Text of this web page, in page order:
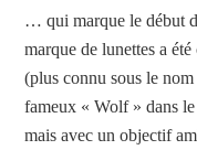
… qui marque le début
marque de lunettes a
(plus connu sous le
fameux « Wolf » dans
mais avec un objectif